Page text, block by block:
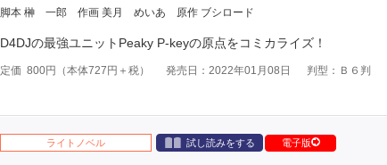
脚本 榊 一郎 作画 美月 めいあ 原作 ブシロード
D4DJの最強ユニットPeaky P-keyの原点をコミカライズ！
定価 800円（本体727 円＋税） 発売日：2022年01月08日 判型：Ｂ６判
ライトノベル 試し読みをする 電子版